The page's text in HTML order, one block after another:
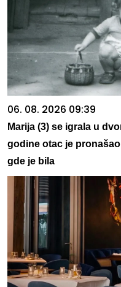
06. 08. 2026 09:39
Marija (3) se igrala u
godine otac je
gde je bila